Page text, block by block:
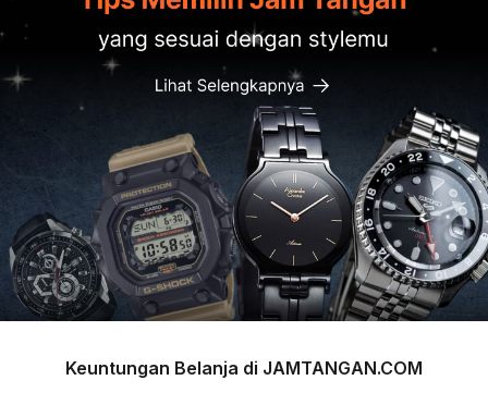
Keuntungan Belanja di JAMTANGAN.COM